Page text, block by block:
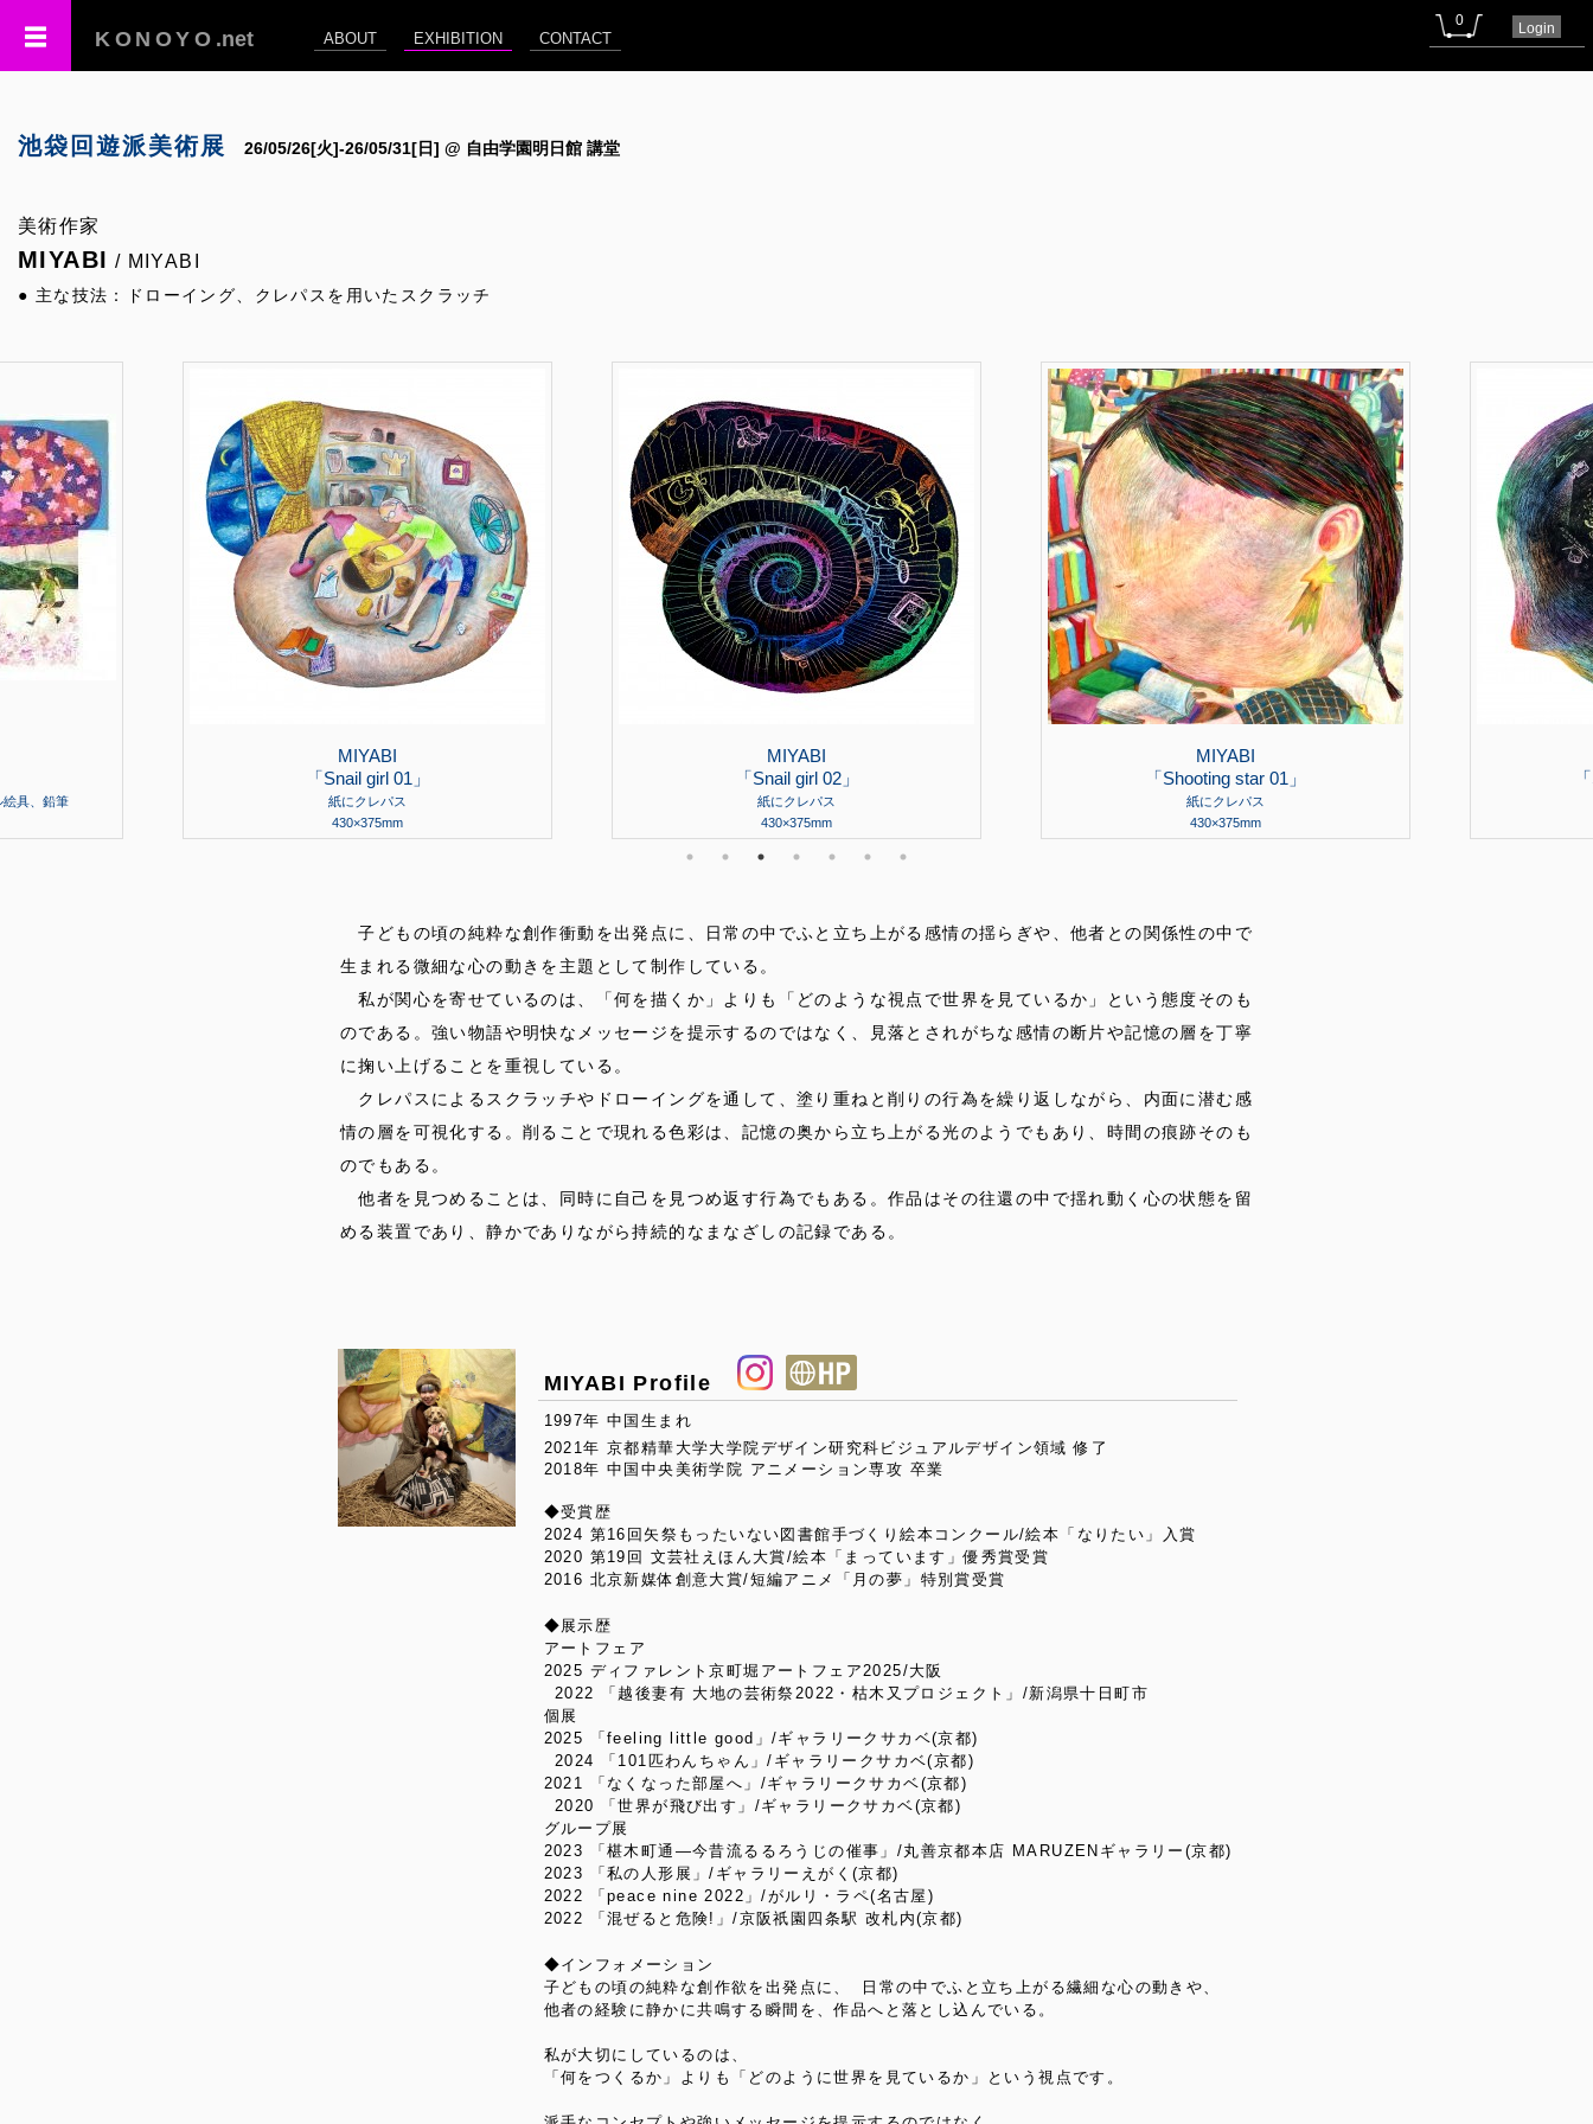
KONOYO .net ABOUT EXHIBITION CONTACT
0 Login
池袋回遊派美術展 26/05/26[火]-26/05/31[日] @ 自由学園明日館 講堂
美術作家
MIYABI / MIYABI
● 主な技法：ドローイング、クレパスを用いたスクラッチ
絵具、鉛筆
MIYABI
「Snail girl 01」
紙にクレパス
430×375mm
MIYABI
「Snail girl 02」
紙にクレパス
430×375mm
MIYABI
「Shooting star 01」
紙にクレパス
430×375mm
子どもの頃の純粋な創作衝動を出発点に、日常の中でふと立ち上がる感情の揺らぎや、他者との関係性の中で
生まれる微細な心の動きを主題として制作している。
私が関心を寄せているのは、「何を描くか」よりも「どのような視点で世界を見ているか」という態度そのも
のである。強い物語や明快なメッセージを提示するのではなく、見落とされがちな感情の断片や記憶の層を丁寧
に掬い上げることを重視している。
クレパスによるスクラッチやドローイングを通して、塗り重ねと削りの行為を繰り返しながら、内面に潜む感
情の層を可視化する。削ることで現れる色彩は、記憶の奥から立ち上がる光のようでもあり、時間の痕跡そのも
のでもある。
他者を見つめることは、同時に自己を見つめ返す行為でもある。作品はその往還の中で揺れ動く心の状態を留
める装置であり、静かでありながら持続的なまなざしの記録である。
MIYABI Profile
1997年 中国生まれ
2021年 京都精華大学大学院デザイン研究科ビジュアルデザイン領域 修了
2018年 中国中央美術学院 アニメーション専攻 卒業
◆受賞歴
2024 第16回矢祭もったいない図書館手づくり絵本コンクール/絵本「なりたい」入賞
2020 第19回 文芸社えほん大賞/絵本「まっています」優秀賞受賞
2016 北京新媒体創意大賞/短編アニメ「月の夢」特別賞受賞
◆展示歴
アートフェア
2025 ディファレント京町堀アートフェア2025/大阪
2022 「越後妻有 大地の芸術祭2022・枯木又プロジェクト」/新潟県十日町市
個展
2025 「feeling little good」/ギャラリークサカベ(京都)
2024 「101匹わんちゃん」/ギャラリークサカベ(京都)
2021 「なくなった部屋へ」/ギャラリークサカベ(京都)
2020 「世界が飛び出す」/ギャラリークサカベ(京都)
グループ展
2023 「椹木町通―今昔流るるろうじの催事」/丸善京都本店 MARUZENギャラリー(京都)
2023 「私の人形展」/ギャラリーえがく(京都)
2022 「peace nine 2022」/がルリ・ラペ(名古屋)
2022 「混ぜると危険!」/京阪祇園四条駅 改札内(京都)
◆インフォメーション
子どもの頃の純粋な創作欲を出発点に、 日常の中でふと立ち上がる繊細な心の動きや、
他者の経験に静かに共鳴する瞬間を、作品へと落とし込んでいる。
私が大切にしているのは、
「何をつくるか」よりも「どのように世界を見ているか」という視点です。